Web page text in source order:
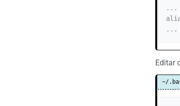
...
...
Editar
~/